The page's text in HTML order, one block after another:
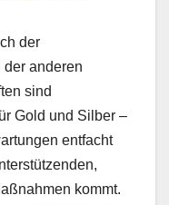
der
anderen
sind
Gold und Silber –
entfacht
kommt.